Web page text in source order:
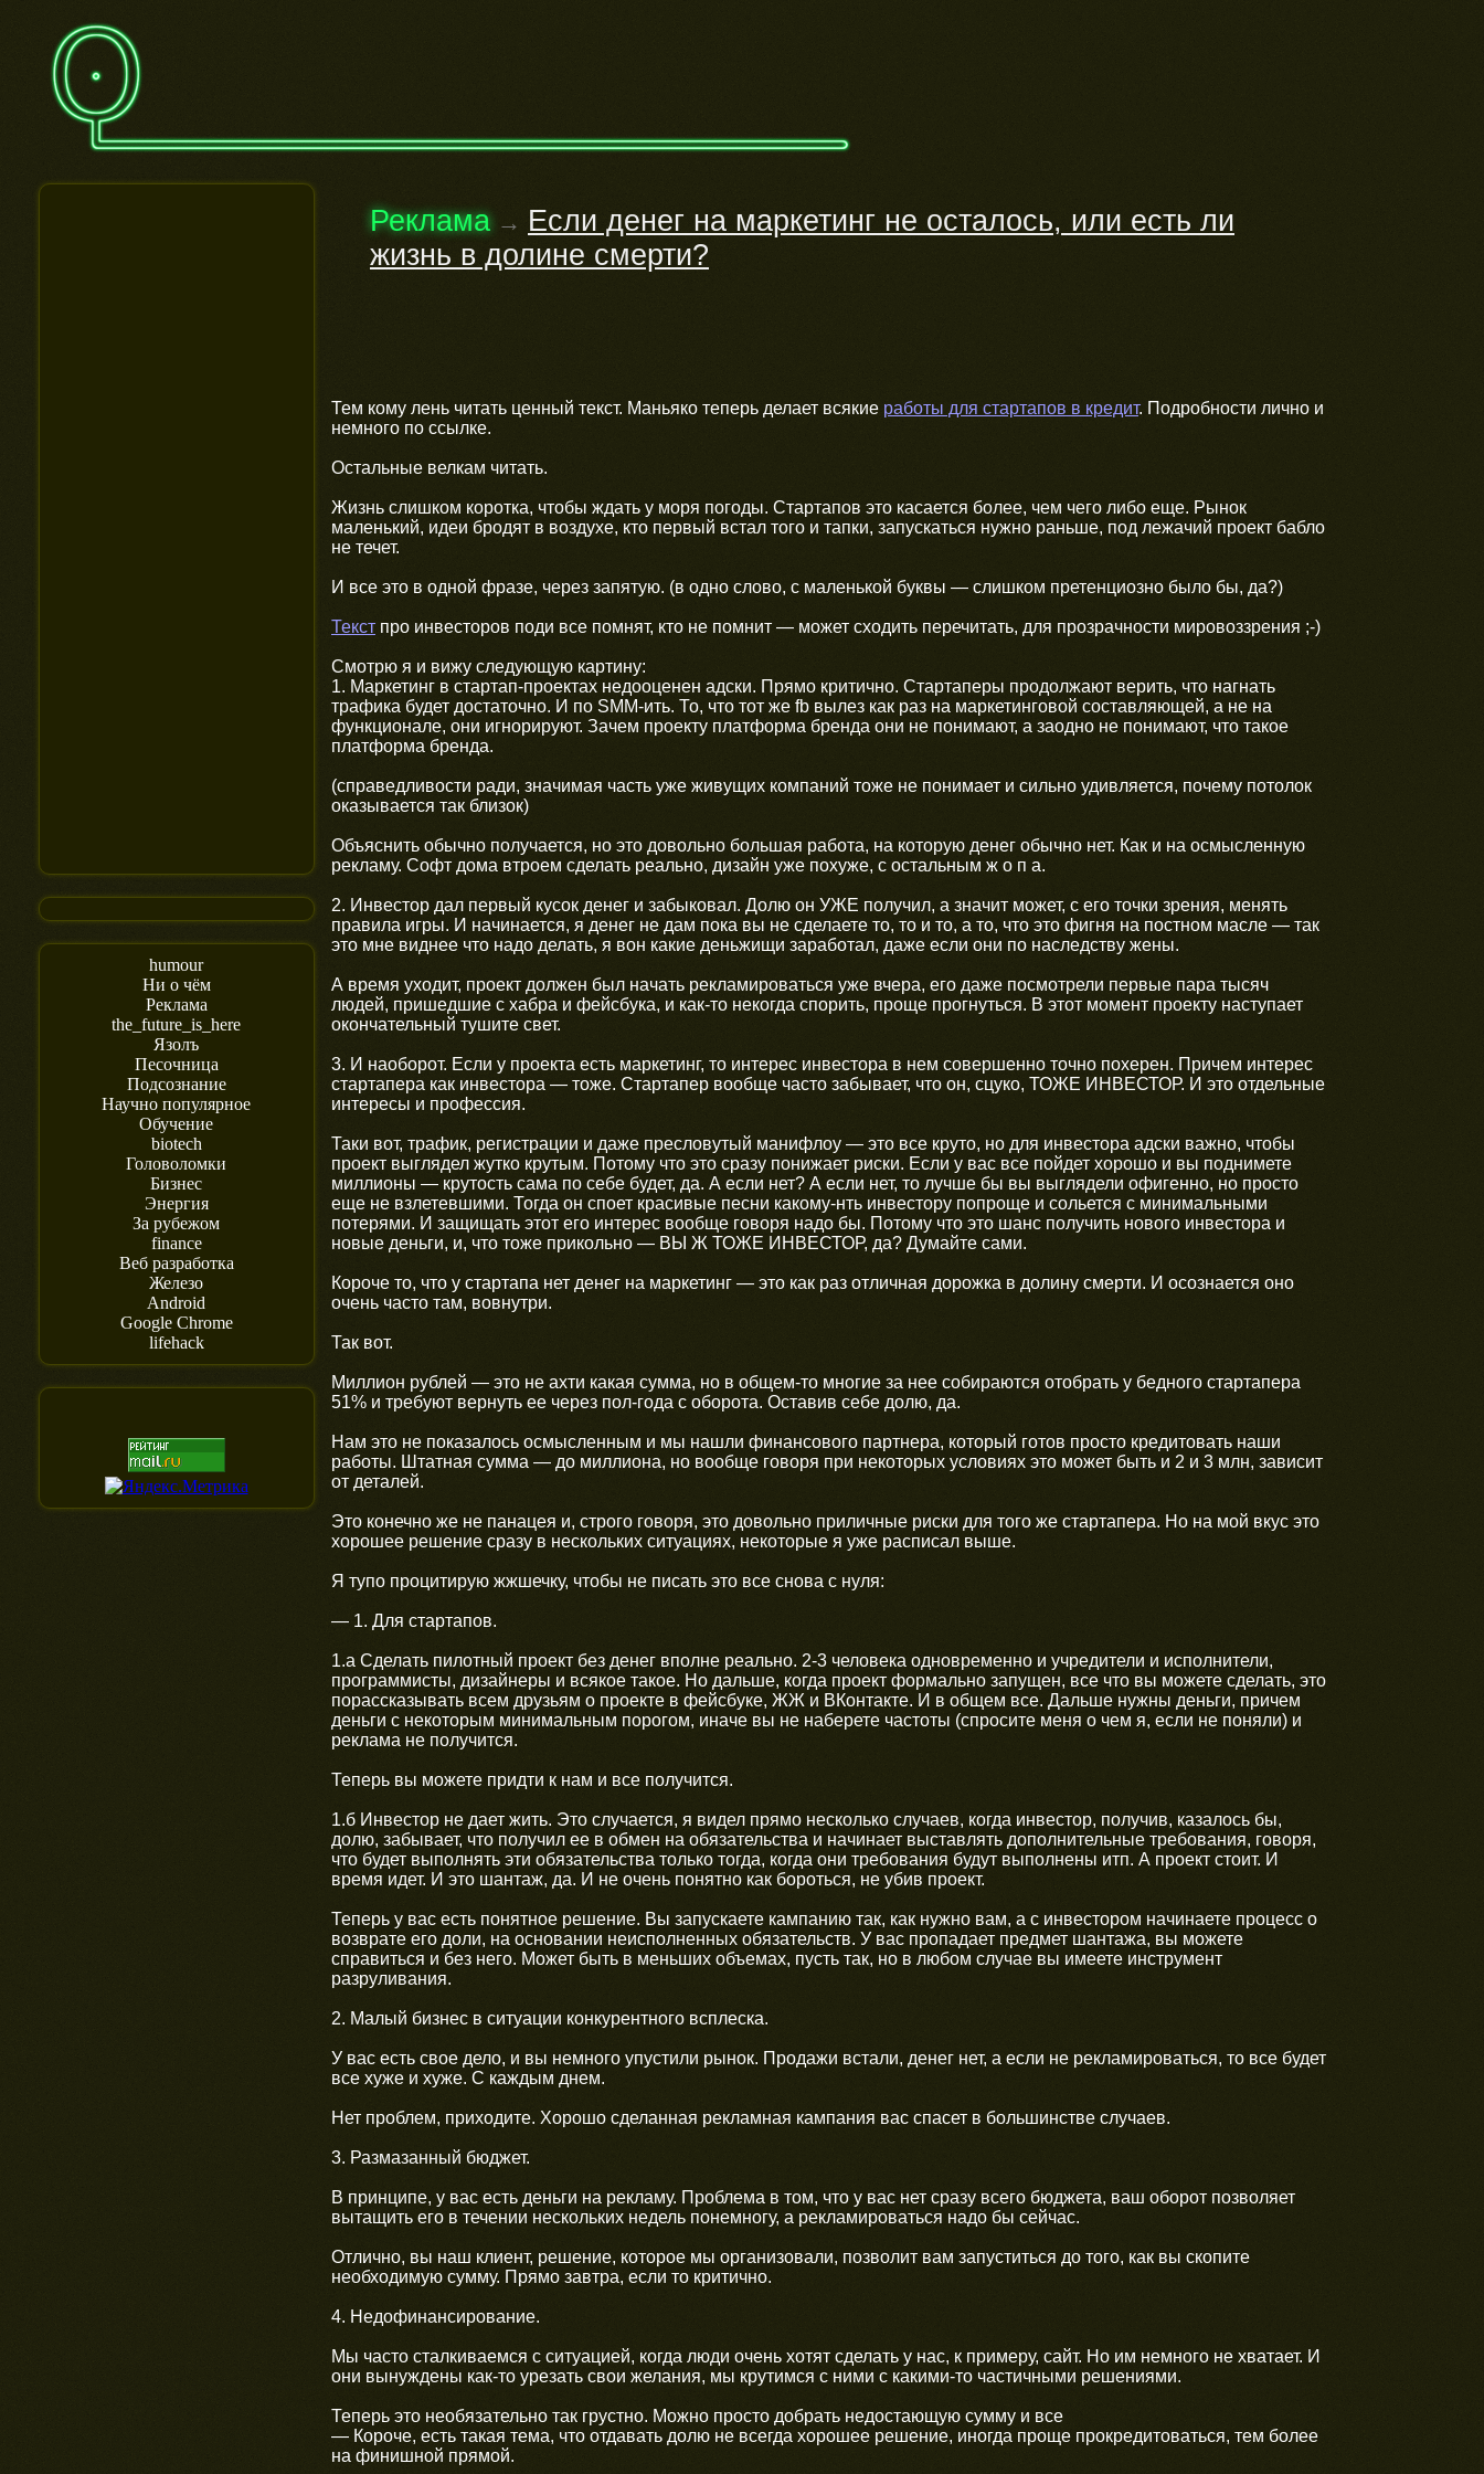
humour
Ни о чём
Реклама
the_future_is_here
Язолъ
Песочница
Подсознание
Научно популярное
Обучение
biotech
Головоломки
Бизнес
Энергия
За рубежом
finance
Веб разработка
Железо
Android
Google Chrome
lifehack
Реклама→ Если денег на маркетинг не осталось, или есть ли
жизнь в долине смерти?
Тем кому лень читать ценный текст. Маньяко теперь делает всякие работы для стартапов в кредит. Подробности лично и
немного по ссылке.
Остальные велкам читать.
Жизнь слишком коротка, чтобы ждать у моря погоды. Стартапов это касается более, чем чего либо еще. Рынок
маленький, идеи бродят в воздухе, кто первый встал того и тапки, запускаться нужно раньше, под лежачий проект бабло
не течет.
И все это в одной фразе, через запятую. (в одно слово, с маленькой буквы — слишком претенциозно было бы, да?)
Текст про инвесторов поди все помнят, кто не помнит — может сходить перечитать, для прозрачности мировоззрения ;-)
Смотрю я и вижу следующую картину:
1. Маркетинг в стартап-проектах недооценен адски. Прямо критично. Стартаперы продолжают верить, что нагнать
трафика будет достаточно. И по SMM-ить. То, что тот же fb вылез как раз на маркетинговой составляющей, а не на
функционале, они игнорируют. Зачем проекту платформа бренда они не понимают, а заодно не понимают, что такое
платформа бренда.
(справедливости ради, значимая часть уже живущих компаний тоже не понимает и сильно удивляется, почему потолок
оказывается так близок)
Объяснить обычно получается, но это довольно большая работа, на которую денег обычно нет. Как и на осмысленную
рекламу. Софт дома втроем сделать реально, дизайн уже похуже, с остальным ж о п а.
2. Инвестор дал первый кусок денег и забыковал. Долю он УЖЕ получил, а значит может, с его точки зрения, менять
правила игры. И начинается, я денег не дам пока вы не сделаете то, то и то, а то, что это фигня на постном масле — так
это мне виднее что надо делать, я вон какие деньжищи заработал, даже если они по наследству жены.
А время уходит, проект должен был начать рекламироваться уже вчера, его даже посмотрели первые пара тысяч
людей, пришедшие с хабра и фейсбука, и как-то некогда спорить, проще прогнуться. В этот момент проекту наступает
окончательный тушите свет.
3. И наоборот. Если у проекта есть маркетинг, то интерес инвестора в нем совершенно точно похерен. Причем интерес
стартапера как инвестора — тоже. Стартапер вообще часто забывает, что он, сцуко, ТОЖЕ ИНВЕСТОР. И это отдельные
интересы и профессия.
Таки вот, трафик, регистрации и даже пресловутый манифлоу — это все круто, но для инвестора адски важно, чтобы
проект выглядел жутко крутым. Потому что это сразу понижает риски. Если у вас все пойдет хорошо и вы поднимете
миллионы — крутость сама по себе будет, да. А если нет? А если нет, то лучше бы вы выглядели офигенно, но просто
еще не взлетевшими. Тогда он споет красивые песни какому-нть инвестору попроще и сольется с минимальными
потерями. И защищать этот его интерес вообще говоря надо бы. Потому что это шанс получить нового инвестора и
новые деньги, и, что тоже прикольно — ВЫ Ж ТОЖЕ ИНВЕСТОР, да? Думайте сами.
Короче то, что у стартапа нет денег на маркетинг — это как раз отличная дорожка в долину смерти. И осознается оно
очень часто там, вовнутри.
Так вот.
Миллион рублей — это не ахти какая сумма, но в общем-то многие за нее собираются отобрать у бедного стартапера
51% и требуют вернуть ее через пол-года с оборота. Оставив себе долю, да.
Нам это не показалось осмысленным и мы нашли финансового партнера, который готов просто кредитовать наши
работы. Штатная сумма — до миллиона, но вообще говоря при некоторых условиях это может быть и 2 и 3 млн, зависит
от деталей.
Это конечно же не панацея и, строго говоря, это довольно приличные риски для того же стартапера. Но на мой вкус это
хорошее решение сразу в нескольких ситуациях, некоторые я уже расписал выше.
Я тупо процитирую жжшечку, чтобы не писать это все снова с нуля:
— 1. Для стартапов.
1.а Сделать пилотный проект без денег вполне реально. 2-3 человека одновременно и учредители и исполнители,
программисты, дизайнеры и всякое такое. Но дальше, когда проект формально запущен, все что вы можете сделать, это
порассказывать всем друзьям о проекте в фейсбуке, ЖЖ и ВКонтакте. И в общем все. Дальше нужны деньги, причем
деньги с некоторым минимальным порогом, иначе вы не наберете частоты (спросите меня о чем я, если не поняли) и
реклама не получится.
Теперь вы можете придти к нам и все получится.
1.б Инвестор не дает жить. Это случается, я видел прямо несколько случаев, когда инвестор, получив, казалось бы,
долю, забывает, что получил ее в обмен на обязательства и начинает выставлять дополнительные требования, говоря,
что будет выполнять эти обязательства только тогда, когда они требования будут выполнены итп. А проект стоит. И
время идет. И это шантаж, да. И не очень понятно как бороться, не убив проект.
Теперь у вас есть понятное решение. Вы запускаете кампанию так, как нужно вам, а с инвестором начинаете процесс о
возврате его доли, на основании неисполненных обязательств. У вас пропадает предмет шантажа, вы можете
справиться и без него. Может быть в меньших объемах, пусть так, но в любом случае вы имеете инструмент
разруливания.
2. Малый бизнес в ситуации конкурентного всплеска.
У вас есть свое дело, и вы немного упустили рынок. Продажи встали, денег нет, а если не рекламироваться, то все будет
все хуже и хуже. С каждым днем.
Нет проблем, приходите. Хорошо сделанная рекламная кампания вас спасет в большинстве случаев.
3. Размазанный бюджет.
В принципе, у вас есть деньги на рекламу. Проблема в том, что у вас нет сразу всего бюджета, ваш оборот позволяет
вытащить его в течении нескольких недель понемногу, а рекламироваться надо бы сейчас.
Отлично, вы наш клиент, решение, которое мы организовали, позволит вам запуститься до того, как вы скопите
необходимую сумму. Прямо завтра, если то критично.
4. Недофинансирование.
Мы часто сталкиваемся с ситуацией, когда люди очень хотят сделать у нас, к примеру, сайт. Но им немного не хватает. И
они вынуждены как-то урезать свои желания, мы крутимся с ними с какими-то частичными решениями.
Теперь это необязательно так грустно. Можно просто добрать недостающую сумму и все
— Короче, есть такая тема, что отдавать долю не всегда хорошее решение, иногда проще прокредитоваться, тем более
на финишной прямой.